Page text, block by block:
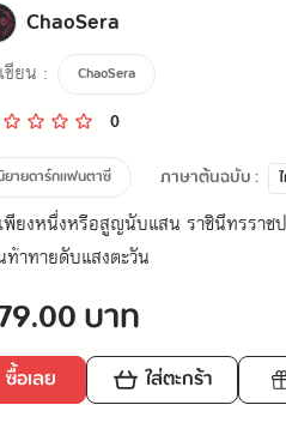
ChaoSera
ขียน : ChaoSera
0
ายดาร์กแฟนตาซี ภาษาต้นฉบับ :
พียงหนึ่งหรือสูญนับแสน ราชินีทรราช
ท้าทายดับแสงตะวัน
บาท
ซื้อเลย ใส่ตะกร้า